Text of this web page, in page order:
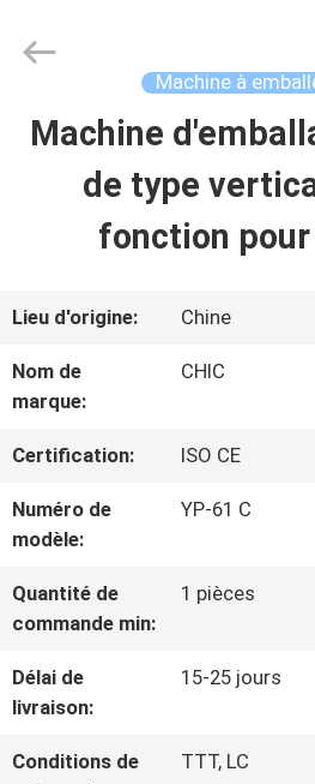
ACCUEIL
PRODUITS
À
PROPOS
DE
NOUS
VISITE
DE
Yang
Machine à
Machine
de type
fonction
Lieu d'origine: Chine
Nom de
marque:
CHIC
Certification: ISO CE
Numéro de
modèle:
YP-61 C
Quantité de
commande min:
1 pièces
Délai de
livraison:
15-25 jours
Conditions de
TTT, LC